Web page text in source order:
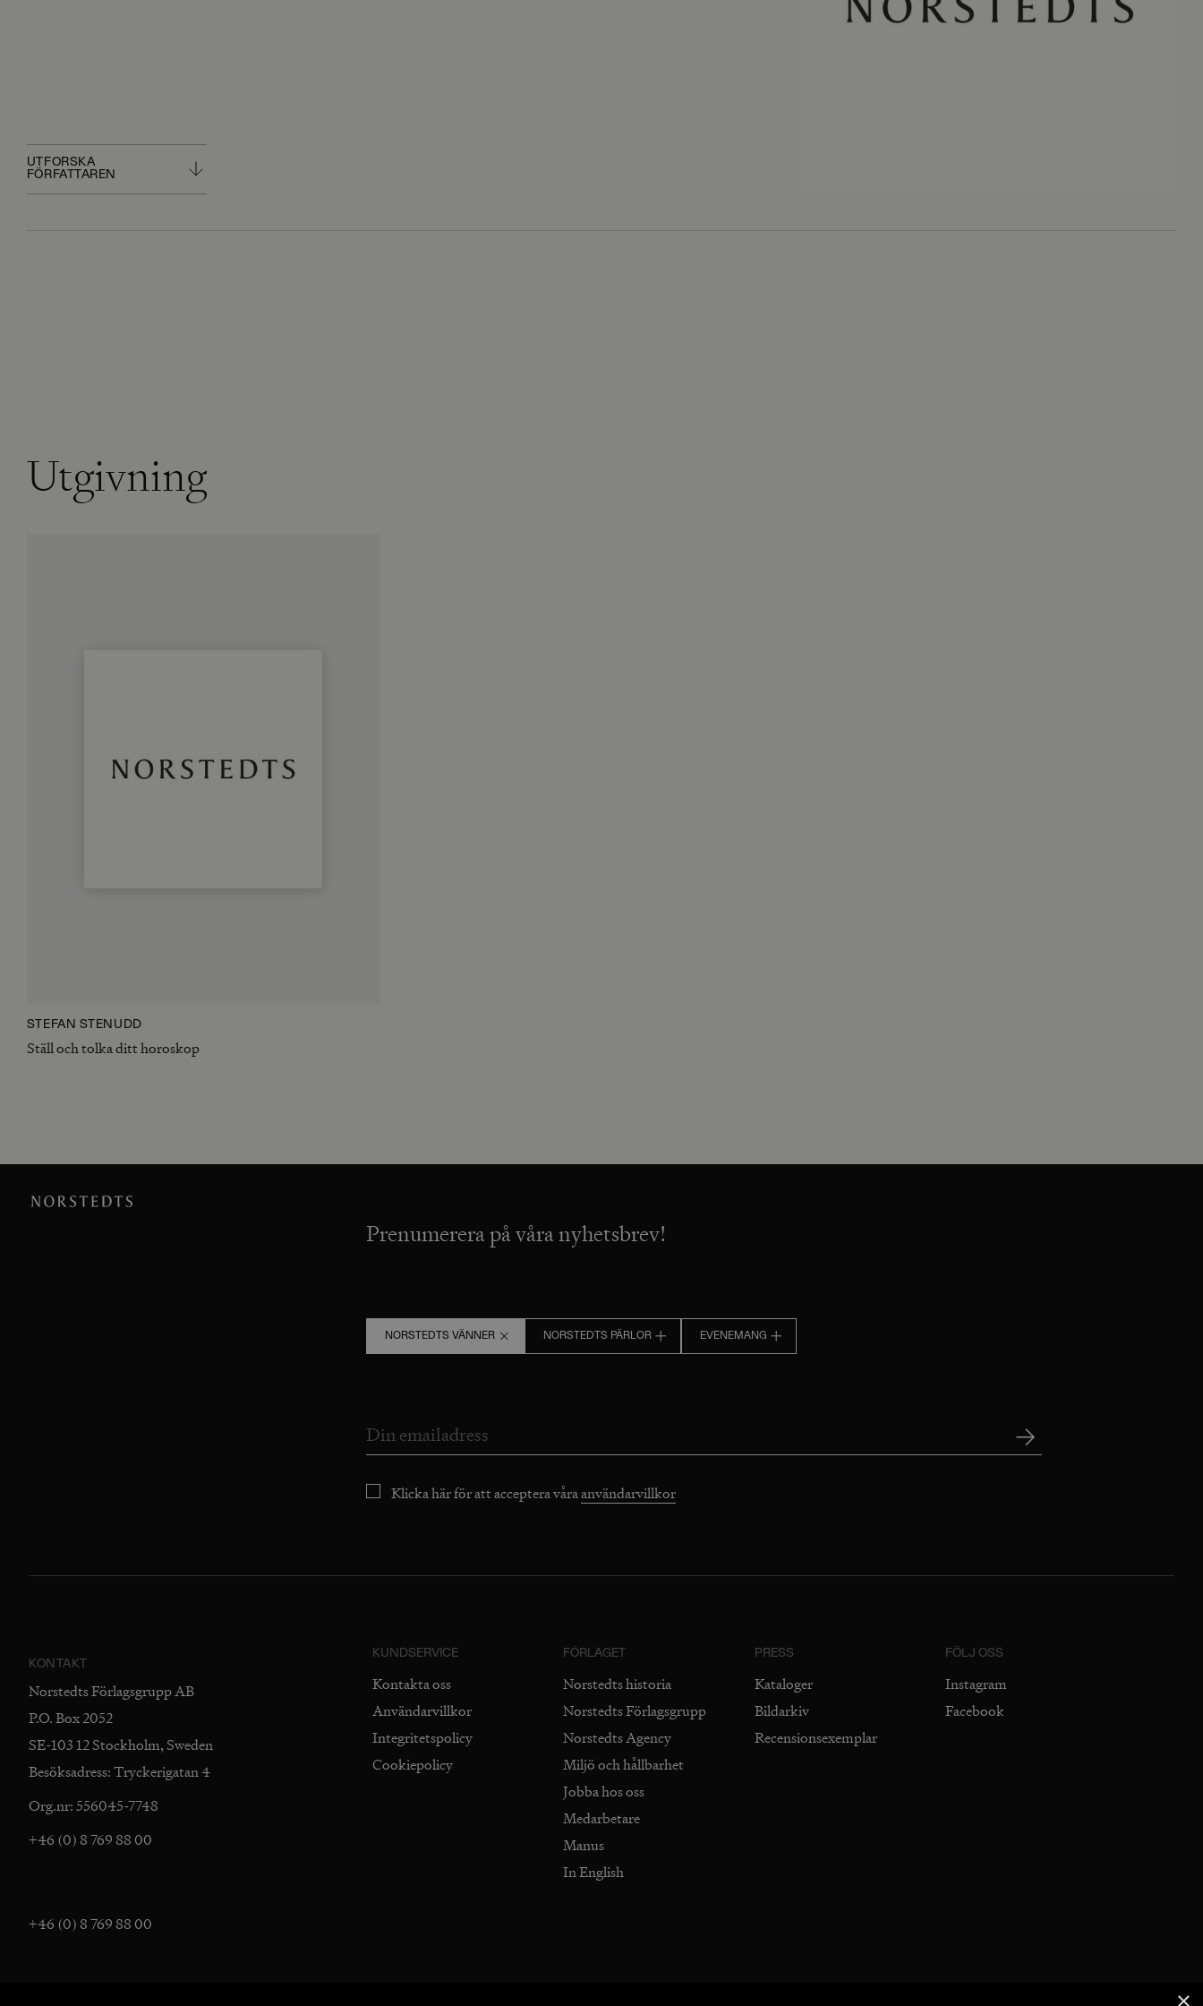
UTFORSKA
FÖRFATTAREN
Utgivning
STEFAN STENUDD
Ställ och tolka ditt horoskop
Prenumerera på våra nyhetsbrev!
NORSTEDTS VÄNNER NORSTEDTS PÄRLOR EVENEMANG
Klicka här för att acceptera våraanvändarvillkor
KONTAKT
Norstedts Förlagsgrupp AB
P.O. Box 2052
SE-103 12 Stockholm, Sweden
Besöksadress: Tryckerigatan 4
Org.nr: 556045-7748
+46 (0) 8 769 88 00
+46 (0) 8 769 88 00
KUNDSERVICE
Kontakta oss
Användarvillkor
Integritetspolicy
Cookiepolicy
FÖRLAGET
Norstedts historia
Norstedts Förlagsgrupp
Norstedts Agency
Miljö och hållbarhet
Jobba hos oss
Medarbetare
Manus
In English
PRESS
Kataloger
Bildarkiv
Recensionsexemplar
FÖLJ OSS
Instagram
Facebook